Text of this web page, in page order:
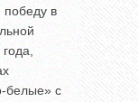
победу в
белые» с